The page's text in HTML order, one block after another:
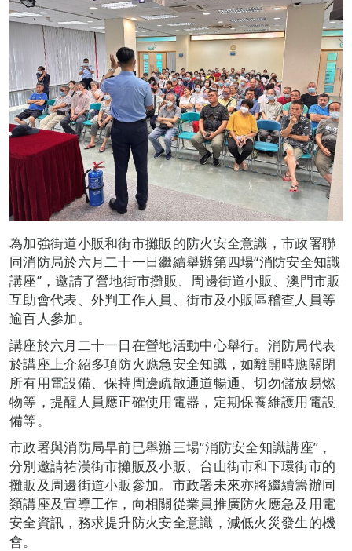
為加強街道小販和街市攤販的防火安全意識，市政署聯
同消防局於六月二十一日繼續舉辦第四場“消防安全知識
講座”，邀請了營地街市攤販、周邊街道小販、澳門市販
互助會代表、外判工作人員、街市及小販區稽查人員等
逾百人參加。
講座於六月二十一日在營地活動中心舉行。消防局代表
於講座上介紹多項防火應急安全知識，如離開時應關閉
所有用電設備、保持周邊疏散通道暢通、切勿儲放易燃
物等，提醒人員應正確使用電器，定期保養維護用電設
備等。
市政署與消防局早前已舉辦三場“消防安全知識講座”，
分別邀請祐漢街市攤販及小販、台山街市和下環街市的
攤販及周邊街道小販參加。市政署未來亦將繼續籌辦同
類講座及宣導工作，向相關從業員推廣防火應急及用電
安全資訊，務求提升防火安全意識，減低火災發生的機
會。